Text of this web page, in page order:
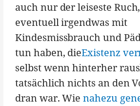
auch nur der leiseste
eventuell irgendwas mit
Kindesmissbrauch und
tun haben, dieExistenz
selbst wenn hinterher
tatsächlich nichts an den
dran war. Wienahezu